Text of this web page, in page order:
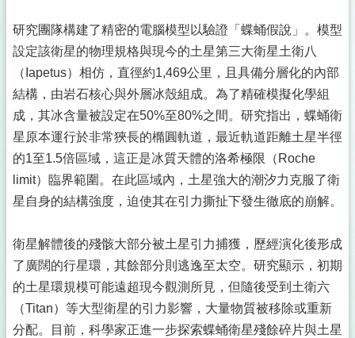
研究團隊構建了精密的電腦模型以驗證「蝶蛹假說」。模型
設定該衛星的物理規格與現今的土星第三大衛星土衛八
（Iapetus）相仿，直徑約1,469公里，且具備分層化的內部
結構，由岩石核心與外層冰殼組成。為了精確模擬化學組
成，其冰含量被設定在50%至80%之間。研究指出，蝶蛹衛
星原本運行於非常狹長的橢圓軌道，最近軌道距離土星半徑
的1至1.5倍區域，這正是冰質天體的洛希極限（Roche
limit）臨界範圍。在此區域內，土星強大的潮汐力克服了衛
星自身的結構強度，迫使其在引力撕扯下發生徹底的崩解。
衛星解體後的殘骸大部分被土星引力捕獲，歷經演化後形成
了廣闊的行星環，其餘部分則逃逸至太空。研究顯示，初期
的土星環規模可能遠超現今觀測所見，但隨後受到土衛六
（Titan）等大型衛星的引力影響，大量物質被移除或重新
分配。目前，科學家正進一步探索蝶蛹衛星殘餘碎片與土星